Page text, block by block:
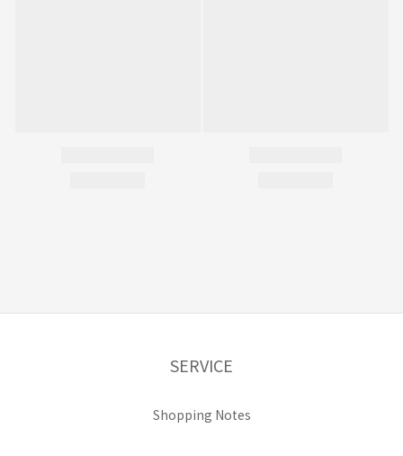
SERVICE
Shopping Notes